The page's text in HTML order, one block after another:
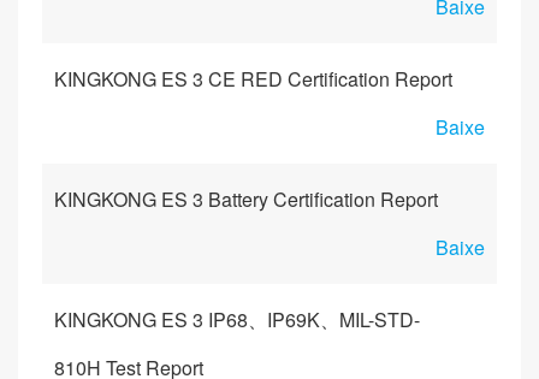
Baixe
KINGKONG ES 3 CE RED Certification Report
Baixe
KINGKONG ES 3 Battery Certification Report
Baixe
KINGKONG ES 3 IP68、IP69K、MIL-STD-
810H Test Report